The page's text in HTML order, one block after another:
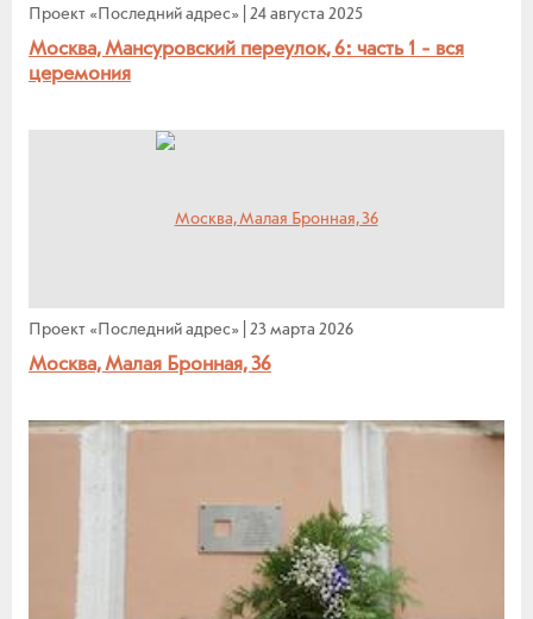
Проект «Последний адрес» 24 августа 2025
Москва, Мансуровский переулок, 6: часть 1 - вся
церемония
Проект «Последний адрес» 23 марта 2026
Москва, Малая Бронная, 36